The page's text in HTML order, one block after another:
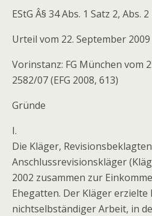
EStG Â§ 34 Abs. 1 Satz 2, Abs.
Urteil vom 22. September 2009
Vorinstanz: FG München vom
2582/07 (EFG 2008, 613)
Gründe
I.
Die Kläger,
Anschlussrevisionskläger
2002 zusammen zur
Ehegatten. Der Kläger erzielte
nichtselbständiger Arbeit, in